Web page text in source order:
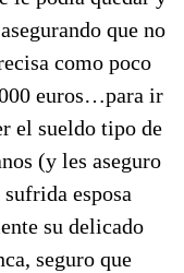
que no
como poco
euros…para ir
el sueldo tipo de
(y les aseguro
esposa
su delicado
seguro que